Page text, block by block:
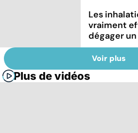
Les
vraiment
dégager
Voir plus
Plus de vidéos